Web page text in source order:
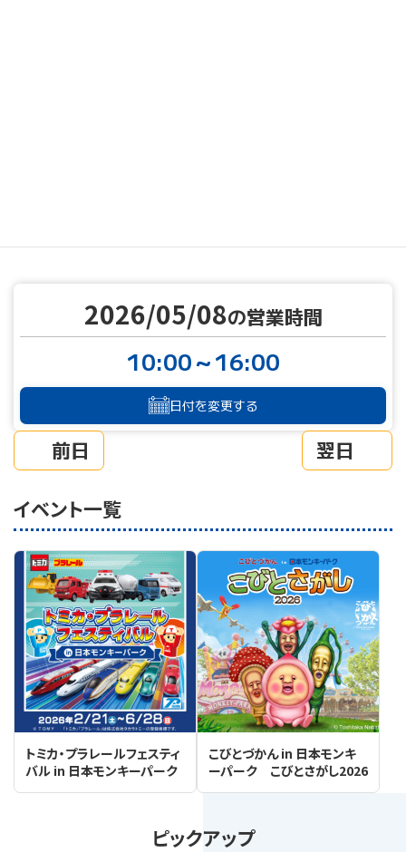
前日
2026/05/08の営業時間
10:00～16:00
日付を変更する
翌日
イベント一覧
トミカ・プラレールフェスティ
バル in 日本モンキーパーク
こびとづかん in 日本モンキ
ーパーク こびとさがし2026
ピックアップ